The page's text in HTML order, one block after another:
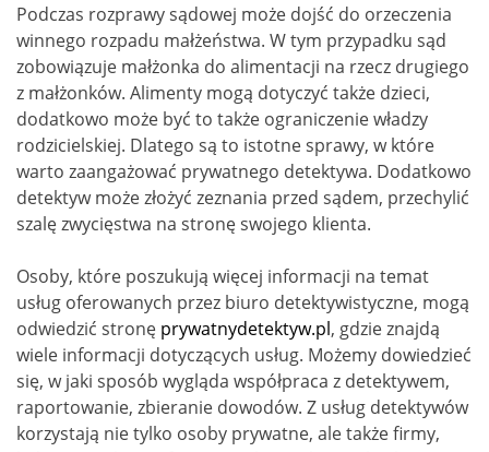
Podczas rozprawy sądowej może dojść do orzeczenia
winnego rozpadu małżeństwa. W tym przypadku sąd
zobowiązuje małżonka do alimentacji na rzecz drugiego
z małżonków. Alimenty mogą dotyczyć także dzieci,
dodatkowo może być to także ograniczenie władzy
rodzicielskiej. Dlatego są to istotne sprawy, w które
warto zaangażować prywatnego detektywa. Dodatkowo
detektyw może złożyć zeznania przed sądem, przechylić
szalę zwycięstwa na stronę swojego klienta.
Osoby, które poszukują więcej informacji na temat
usług oferowanych przez biuro detektywistyczne, mogą
odwiedzić stronę prywatnydetektyw.pl, gdzie znajdą
wiele informacji dotyczących usług. Możemy dowiedzieć
się, w jaki sposób wygląda współpraca z detektywem,
raportowanie, zbieranie dowodów. Z usług detektywów
korzystają nie tylko osoby prywatne, ale także firmy,